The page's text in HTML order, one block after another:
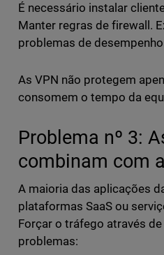
É necessário instalar
Manter regras de firewall.
problemas de
As VPN não protegem
consomem o tempo da
Problema nº 3:
combinam com
A maioria das aplicações
plataformas SaaS ou
Forçar o tráfego através
problemas: